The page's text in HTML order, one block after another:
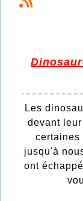
Les
devant
certaines
jusqu'à
ont